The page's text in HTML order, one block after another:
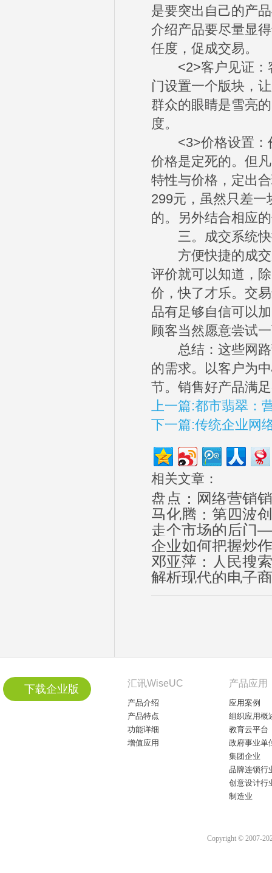
是要突出自己的产
介绍产品要尽量显
任度，促成交易。
<2>客户见证：客
门设置一个版块，
群众的眼睛是雪亮
度。
<3>价格设置：价
价格是定死的。但
特性与价格，定出
299元，虽然只差
的。另外结合相应
三。成交系统快
方便快捷的成交
评价就可以知道，
价，快了才乐。交
品有足够自信可以
顾客当然愿意尝试
总结：这些网路
的需求。以客户为
节。销售好产品满
上一篇:都市翡翠：
下一篇:传统企业网
相关文章：
盘点：网络营销
马化腾：第四波
走个市场的后门
企业如何把握炒
邓亚萍：人民搜
解析现代的电子
下载企业版 汇讯WiseUC
产品介绍
产品特点
功能详细
增值应用
产品应用
应用案例
组织应用概
教育云平台
政府事业单
集团企业
品牌连锁行
创意设计行
制造业
Copyright © 2007-